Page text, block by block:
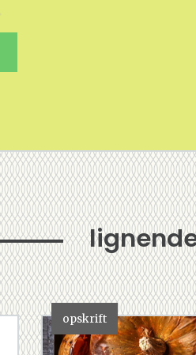
opskrift